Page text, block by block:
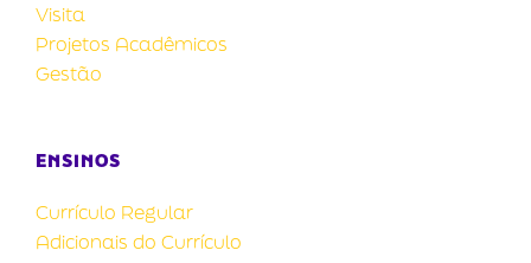
Visita
Projetos Acadêmicos
Gestão
ENSINOS
Currículo Regular
Adicionais do Currículo